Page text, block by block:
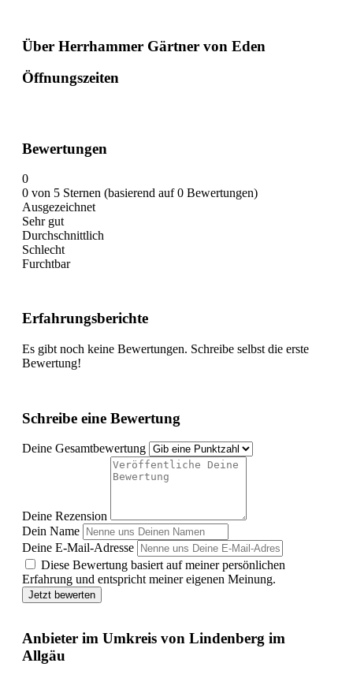
Über Herrhammer Gärtner von Eden
Öffnungszeiten
Bewertungen
0
0 von 5 Sternen (basierend auf 0 Bewertungen)
Ausgezeichnet
Sehr gut
Durchschnittlich
Schlecht
Furchtbar
Erfahrungsberichte
Es gibt noch keine Bewertungen. Schreibe selbst die erste
Bewertung!
Schreibe eine Bewertung
Deine Gesamtbewertung
Deine Rezension
Dein Name
Deine E-Mail-Adresse
Diese Bewertung basiert auf meiner persönlichen
Erfahrung und entspricht meiner eigenen Meinung.
Jetzt bewerten
Anbieter im Umkreis von Lindenberg im
Allgäu